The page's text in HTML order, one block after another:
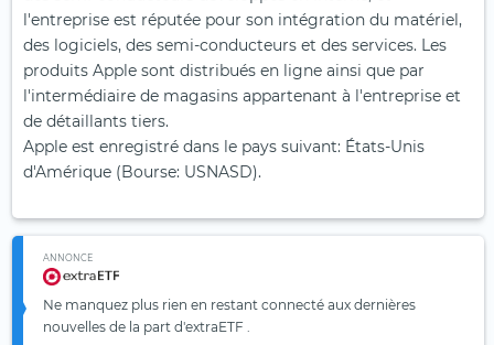
l'entreprise est réputée pour son intégration du matériel,
des logiciels, des semi-conducteurs et des services. Les
produits Apple sont distribués en ligne ainsi que par
l'intermédiaire de magasins appartenant à l'entreprise et
de détaillants tiers.
Apple est enregistré dans le pays suivant: États-Unis
d'Amérique (Bourse: USNASD).
ANNONCE
Ne manquez plus rien en restant connecté aux dernières
nouvelles de la part d'extraETF .